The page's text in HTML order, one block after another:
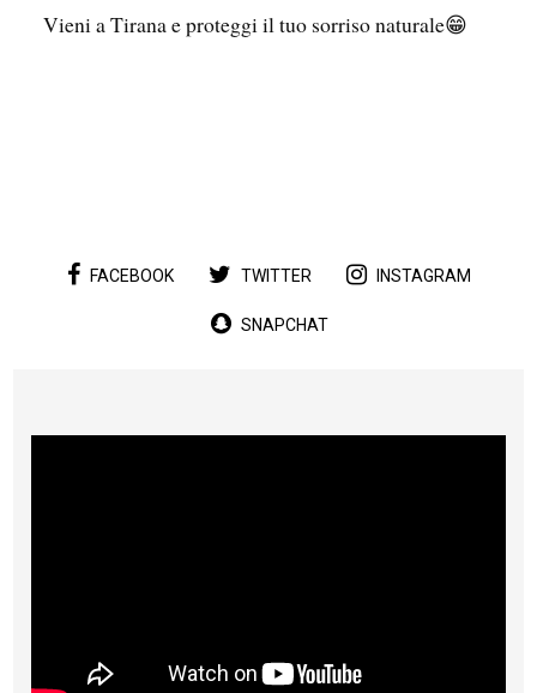
Vieni a Tirana e proteggi il tuo sorriso naturale😁
FACEBOOK TWITTER INSTAGRAM
SNAPCHAT